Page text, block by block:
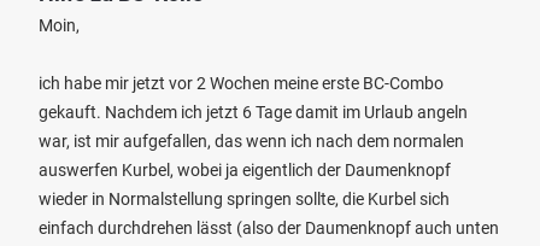
Moin,
ich habe mir jetzt vor 2 Wochen meine erste BC-Combo
gekauft. Nachdem ich jetzt 6 Tage damit im Urlaub angeln
war, ist mir aufgefallen, das wenn ich nach dem normalen
auswerfen Kurbel, wobei ja eigentlich der Daumenknopf
wieder in Normalstellung springen sollte, die Kurbel sich
einfach durchdrehen lässt (also der Daumenknopf auch unten